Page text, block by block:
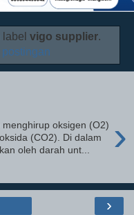
vigo supplier.
›
oksigen (O2)
(CO2). Di dalam
oleh darah unt...
›